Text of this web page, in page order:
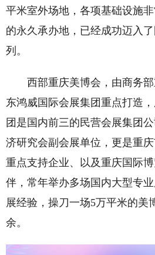
平米室外场地，各项基础设施
的永久承办地，已经成功迈入
列。
西部重庆美博会，由商务
东鸿威国际会展集团重点打造
团是国内前三的民营会展集团
济研究会副会展单位，更是重
重点支持企业、以及重庆国际
伴，常年举办多场国内大型专
展经验，操刀一场5万平米的美
余。